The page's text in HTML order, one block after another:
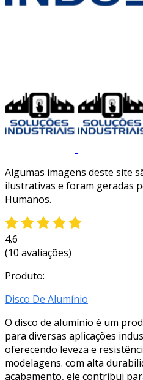
Algumas imagens deste site
ilustrativas e foram geradas
Humanos.
4.6
(10 avaliações)
Produto:
Disco De Alumínio
O disco de alumínio é um
para diversas aplicações
oferecendo leveza e
modelagens. com alta
acabamento, ele contribui